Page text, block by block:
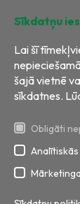
Visas tiesības
Izstrāde:
Sīkdatņu
Lai šī
šajā vietnē
sīkdatnes.
Obligāti